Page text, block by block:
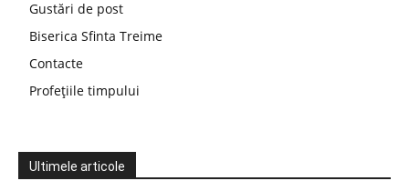
Gustări de post
Biserica Sfinta Treime
Contacte
Profețiile timpului
Ultimele articole